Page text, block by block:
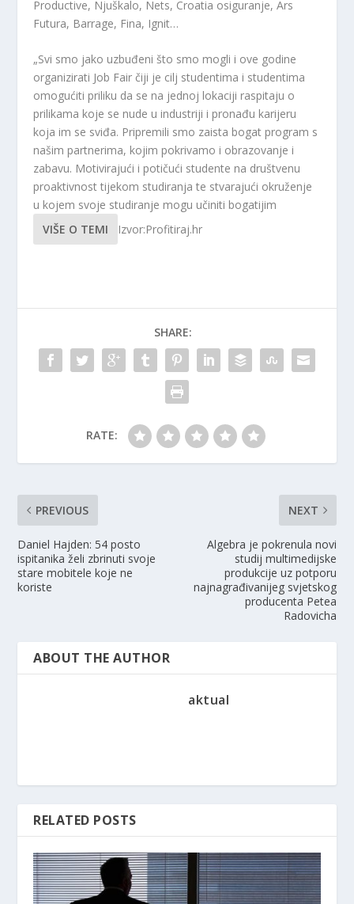
Productive, Njuškalo, Nets, Croatia osiguranje, Ars
Futura, Barrage, Fina, Ignit…
„Svi smo jako uzbuđeni što smo mogli i ove godine
organizirati Job Fair čiji je cilj studentima i studentima
omogućiti priliku da se na jednoj lokaciji raspitaju o
prilikama koje se nude u industriji i pronađu karijeru
koja im se sviđa. Pripremili smo zaista bogat program s
našim partnerima, kojim pokrivamo i obrazovanje i
zabavu. Motivirajući i potičući studente na društvenu
proaktivnost tijekom studiranja te stvarajući okruženje
u kojem svoje studiranje mogu učiniti bogatijim
VIŠE O TEMI
Izvor:Profitiraj.hr
SHARE:
RATE:
PREVIOUS
Daniel Hajden: 54 posto
ispitanika želi zbrinuti svoje
stare mobitele koje ne
koriste
NEXT
Algebra je pokrenula novi
studij multimedijske
produkcije uz potporu
najnagrađivanijeg svjetskog
producenta Petea
Radovicha
ABOUT THE AUTHOR
aktual
RELATED POSTS